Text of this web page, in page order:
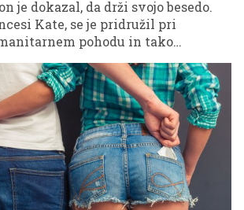
je dokazal, da drži svojo besedo.
Kate, se je pridružil pri
pohodu in tako
zdravljenjem.